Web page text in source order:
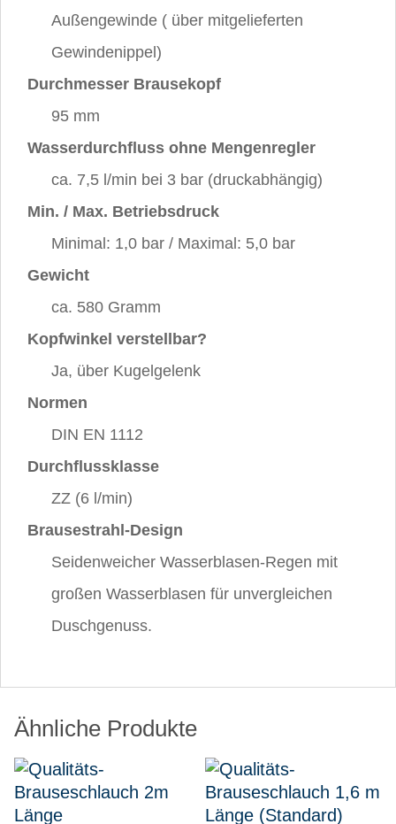
Außengewinde ( über mitgelieferten
Gewindenippel)
Durchmesser Brausekopf
95 mm
Wasserdurchfluss ohne Mengenregler
ca. 7,5 l/min bei 3 bar (druckabhängig)
Min. / Max. Betriebsdruck
Minimal: 1,0 bar / Maximal: 5,0 bar
Gewicht
ca. 580 Gramm
Kopfwinkel verstellbar?
Ja, über Kugelgelenk
Normen
DIN EN 1112
Durchflussklasse
ZZ (6 l/min)
Brausestrahl-Design
Seidenweicher Wasserblasen-Regen mit
großen Wasserblasen für unvergleichen
Duschgenuss.
Ähnliche Produkte